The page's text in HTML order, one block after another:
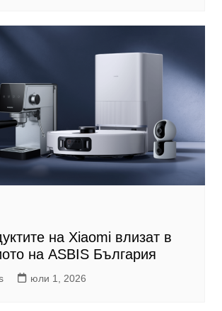
на Xiaomi влизат в
на ASBIS България
юли 1, 2026